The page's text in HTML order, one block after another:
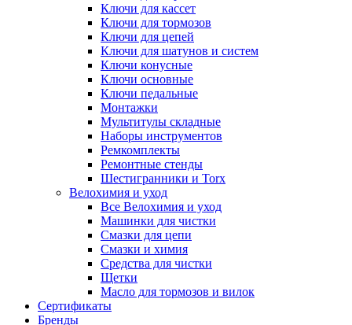
Ключи для кассет
Ключи для тормозов
Ключи для цепей
Ключи для шатунов и систем
Ключи конусные
Ключи основные
Ключи педальные
Монтажки
Мультитулы складные
Наборы инструментов
Ремкомплекты
Ремонтные стенды
Шестигранники и Torx
Велохимия и уход
Все Велохимия и уход
Машинки для чистки
Смазки для цепи
Смазки и химия
Средства для чистки
Щетки
Масло для тормозов и вилок
Сертификаты
Бренды